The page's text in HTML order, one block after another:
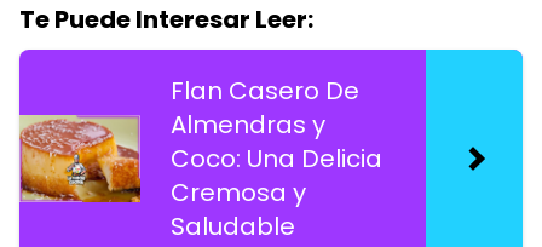
Te Puede Interesar Leer:
Flan Casero De
Almendras y
Coco: Una Delicia
Cremosa y
Saludable